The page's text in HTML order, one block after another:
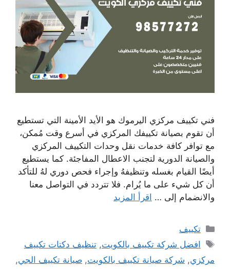
فني تكييف مركزي اليرموك هو الأيد الأمينة التي تستطيع
أن تقوم بصيانة تكييفك المركزي في أسرع وقت مُمكن،
مع توافر كافة خدمات نقل وحدات التكييف المركزي
والصيانة الدورية لتجنب الاعطال المفاجئة. كما يستطيع
أيضًا القيام بغسله وتنظيفهُ وإجراء فحص دوري لهُ للتأكد
أن كل شيء على ما يُرام. فلا تتردد في التواصل معنا
والانضمام إلى … اقرأ المزيد
التصنيفات
تكييف
الوسوم
افضل شركة تكييف بالكويت,تنظيف دكتات تكييف
مركزي, شركة صيانة تكييف بالكويت, صيانة تكييف الجي,